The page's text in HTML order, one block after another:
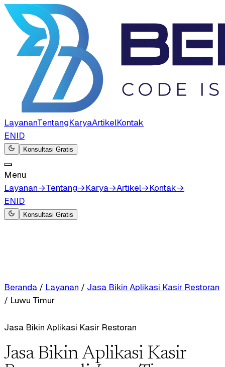
LayananTentangKaryaArtikelKontak
ENID
Konsultasi Gratis
Menu
Layanan→Tentang→Karya→Artikel→Kontak→
ENID
Konsultasi Gratis
Beranda / Layanan / Jasa Bikin Aplikasi Kasir Restoran
/ Luwu Timur
Jasa Bikin Aplikasi Kasir Restoran
Jasa Bikin Aplikasi Kasir